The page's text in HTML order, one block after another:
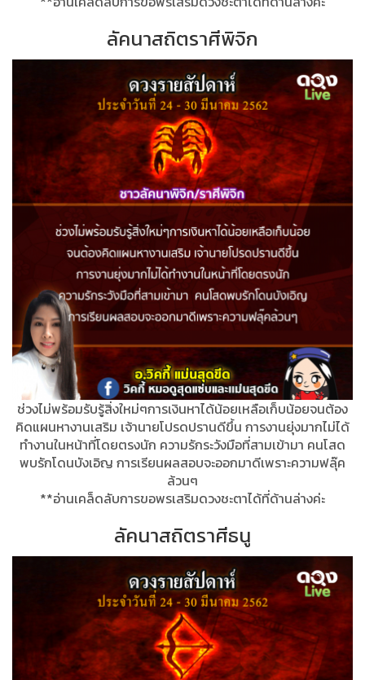
ลัคนาสถิตราศีพิจิก
ช่วงไม่พร้อมรับรู้สิ่งใหม่ๆการเงินหาได้น้อยเหลือเก็บน้อยจนต้อง
คิดแผนหางานเสริม เจ้านายโปรดปรานดีขึ้น การงานยุ่งมากไม่ได้
ทำงานในหน้าที่โดยตรงนัก ความรักระวังมือที่สามเข้ามา คนโสด
พบรักโดนบังเอิญ การเรียนผลสอบจะออกมาดีเพราะความฟลุ๊ค
ล้วนๆ
**อ่านเคล็ดลับการขอพรเสริมดวงชะตาได้ที่ด้านล่างค่ะ
ลัคนาสถิตราศีธนู